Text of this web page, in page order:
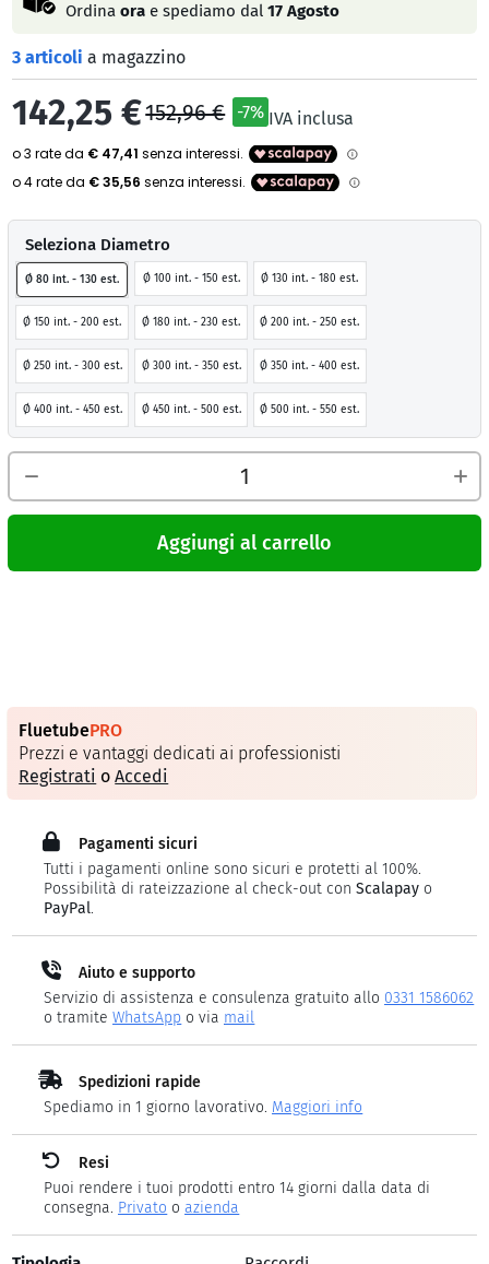
Ordinaora e spediamo dal17 Agosto
3 articolia magazzino
142,25 €152,96 € -7% IVA inclusa
Seleziona Diametro
Ø 80 int. - 130 est. Ø 100 int. - 150 est. Ø 130 int. - 180 est.
Ø 150 int. - 200 est. Ø 180 int. - 230 est. Ø 200 int. - 250 est.
Ø 250 int. - 300 est. Ø 300 int. - 350 est. Ø 350 int. - 400 est.
Ø 400 int. - 450 est. Ø 450 int. - 500 est. Ø 500 int. - 550 est.
Aggiungi al carrello
FluetubePRO
Prezzi e vantaggi dedicati ai professionisti
Registrati oAccedi
Pagamenti sicuri
Tutti i pagamenti online sono sicuri e protetti al 100%.
Possibilità di rateizzazione al check-out conScalapay o
PayPal.
Aiuto e supporto
Servizio di assistenza e consulenza gratuito allo 0331 1586062
o tramiteWhatsApp o via mail
Spedizioni rapide
Spediamo in 1 giorno lavorativo. Maggiori info
Resi
Puoi rendere i tuoi prodotti entro 14 giorni dalla data di
consegna. Privato oazienda